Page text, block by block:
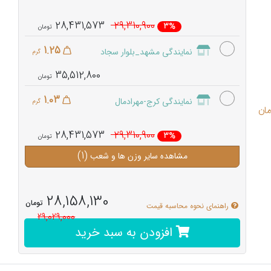
3%
29,310,900
28,431,573
نمایندگی مشهد_بلوار سجاد 1.25 گرم
35,512,800
نمایندگی کرج-مهرادمال 1.03 گرم
3%
29,310,900
28,431,573
مشاهده سایر وزن ها و شعب (1)
28,158,130 تومان
29,029,000
راهنمای نحوه محاسبه قیمت
افزودن به سبد خرید